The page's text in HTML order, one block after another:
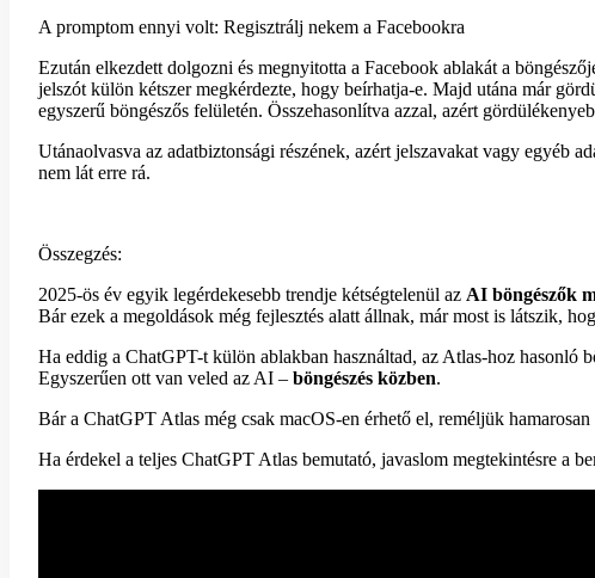
A promptom ennyi volt: Regisztrálj nekem a Facebookra
Ezután elkezdett dolgozni és megnyitotta a Facebook ablakát a
jelszót külön kétszer megkérdezte, hogy beírhatja-e. Majd utána már
egyszerű böngészős felületén. Összehasonlítva azzal, azért
Utánaolvasva az adatbiztonsági részének, azért jelszavakat vagy egyéb
nem lát erre rá.
Összegzés:
2025-ös év egyik legérdekesebb trendje kétségtelenül az AI böngészők
Bár ezek a megoldások még fejlesztés alatt állnak, már most is látszik,
Ha eddig a ChatGPT-t külön ablakban használtad, az Atlas-hoz
Egyszerűen ott van veled az AI – böngészés közben.
Bár a ChatGPT Atlas még csak macOS-en érhető el, reméljük
Ha érdekel a teljes ChatGPT Atlas bemutató, javaslom megtekintésre a